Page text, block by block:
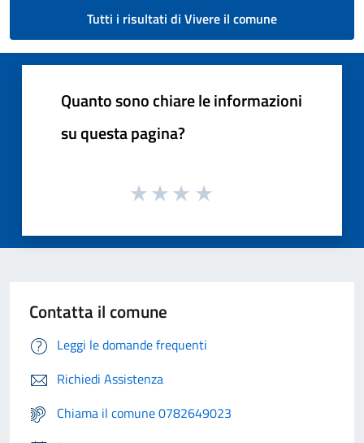
Tutti i risultati di Vivere il comune
Quanto sono chiare le informazioni
su questa pagina?
Contatta il comune
Leggi le domande frequenti
Richiedi Assistenza
Chiama il comune 0782649023